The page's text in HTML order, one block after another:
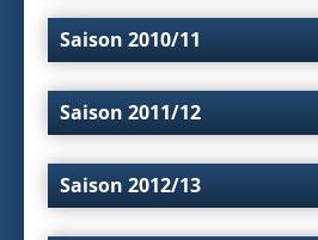
Saison 2010/11
Saison 2011/12
Saison 2012/13